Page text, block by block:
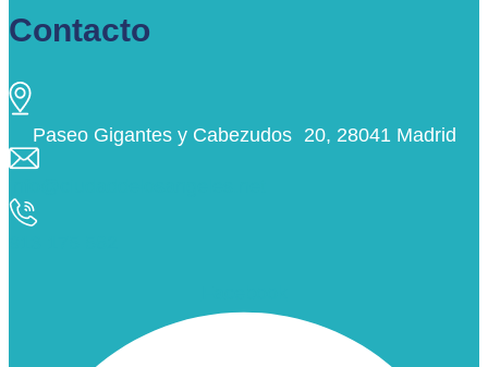
Contacto
Paseo Gigantes y Cabezudos 20, 28041 Madrid